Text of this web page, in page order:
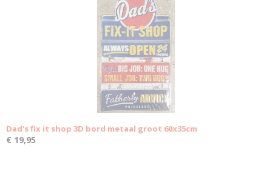
Dad's fix it shop 3D bord metaal groot 60x35cm
€ 19,95